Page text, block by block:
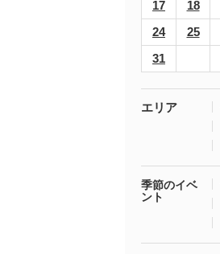
17
18
24
25
31
エリア
季節のイベ
ント